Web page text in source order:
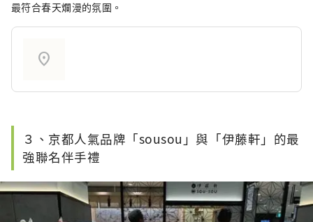
最符合春天爛漫的氛圍。
location_on
３、京都人氣品牌「sousou」與「伊藤軒」的最
強聯名伴手禮